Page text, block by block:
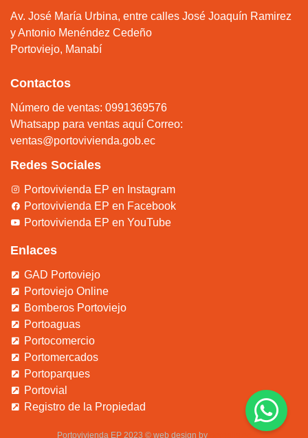
Av. José María Urbina, entre calles José Joaquín Ramirez
y Antonio Menéndez Cedeño
Portoviejo, Manabí
Contactos
Número de ventas: 0991369576
Whatsapp para ventas aquí Correo:
ventas@portovivienda.gob.ec
Redes Sociales
Portovivienda EP en Instagram
Portovivienda EP en Facebook
Portovivienda EP en YouTube
Enlaces
GAD Portoviejo
Portoviejo Online
Bomberos Portoviejo
Portoaguas
Portocomercio
Portomercados
Portoparques
Portovial
Registro de la Propiedad
Portovivienda EP 2023 © web design by